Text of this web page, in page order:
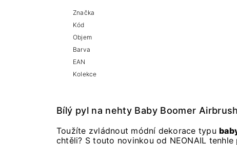
Značka
Kód
Objem
Barva
EAN
Kolekce
Bílý pyl na nehty Baby Boomer
Toužíte zvládnout módní dekorace typu
chtěli? S touto novinkou od NEONAIL